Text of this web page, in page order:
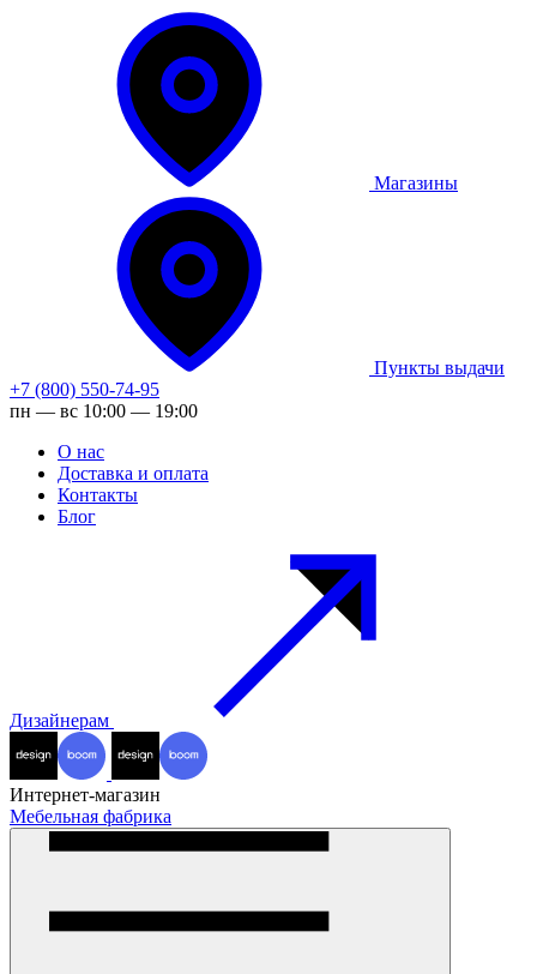
Магазины
Пункты выдачи
+7 (800) 550-74-95
пн — вс 10:00 — 19:00
О нас
Доставка и оплата
Контакты
Блог
Дизайнерам
Интернет-магазин
Мебельная фабрика